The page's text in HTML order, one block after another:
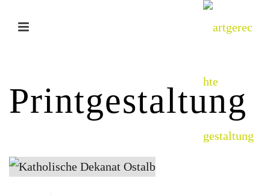
Printgestaltung